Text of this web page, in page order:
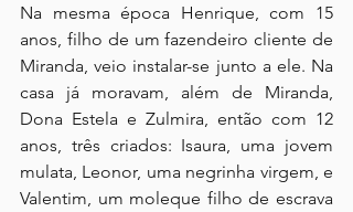
Na mesma época Henrique, com 15
anos, filho de um fazendeiro cliente de
Miranda, veio instalar-se junto a ele. Na
casa já moravam, além de Miranda,
Dona Estela e Zulmira, então com 12
anos, três criados: Isaura, uma jovem
mulata, Leonor, uma negrinha virgem, e
Valentim, um moleque filho de escrava